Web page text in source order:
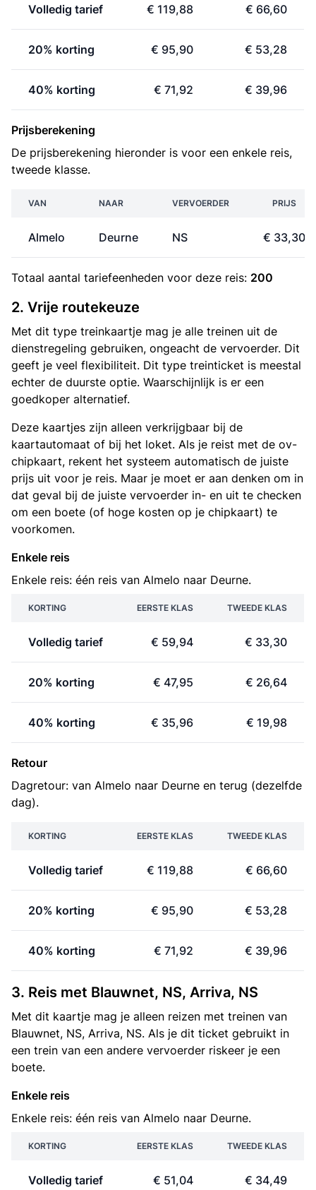
Volledig tarief € 119,88 € 66,60
20% korting € 95,90 € 53,28
40% korting € 71,92 € 39,96
Prijsberekening
De prijsberekening hieronder is voor een enkele reis,
tweede klasse.
VAN NAAR VERVOERDER PRIJS
Almelo Deurne NS € 33,30
Totaal aantal tariefeenheden voor deze reis: 200
2. Vrije routekeuze
Met dit type treinkaartje mag je alle treinen uit de
dienstregeling gebruiken, ongeacht de vervoerder. Dit
geeft je veel flexibiliteit. Dit type treinticket is meestal
echter de duurste optie. Waarschijnlijk is er een
goedkoper alternatief.
Deze kaartjes zijn alleen verkrijgbaar bij de
kaartautomaat of bij het loket. Als je reist met de ov-
chipkaart, rekent het systeem automatisch de juiste
prijs uit voor je reis. Maar je moet er aan denken om in
dat geval bij de juiste vervoerder in- en uit te checken
om een boete (of hoge kosten op je chipkaart) te
voorkomen.
Enkele reis
Enkele reis: één reis van Almelo naar Deurne.
KORTING EERSTE KLAS TWEEDE KLAS
Volledig tarief € 59,94 € 33,30
20% korting € 47,95 € 26,64
40% korting € 35,96 € 19,98
Retour
Dagretour: van Almelo naar Deurne en terug (dezelfde
dag).
KORTING EERSTE KLAS TWEEDE KLAS
Volledig tarief € 119,88 € 66,60
20% korting € 95,90 € 53,28
40% korting € 71,92 € 39,96
3. Reis met Blauwnet, NS, Arriva, NS
Met dit kaartje mag je alleen reizen met treinen van
Blauwnet, NS, Arriva, NS. Als je dit ticket gebruikt in
een trein van een andere vervoerder riskeer je een
boete.
Enkele reis
Enkele reis: één reis van Almelo naar Deurne.
KORTING EERSTE KLAS TWEEDE KLAS
Volledig tarief € 51,04 € 34,49